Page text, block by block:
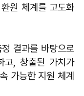
원 체계를 고도화
결과를 바탕으로
고, 창출된 가치가
가능한 지원 체계